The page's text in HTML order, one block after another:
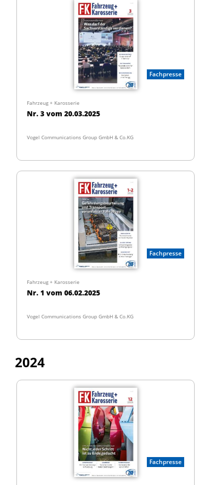
Fachpresse
Fahrzeug + Karosserie
Nr. 3 vom 20.03.2025
Vogel Communications Group GmbH & Co.KG
Fachpresse
Fahrzeug + Karosserie
Nr. 1 vom 06.02.2025
Vogel Communications Group GmbH & Co.KG
2024
Fachpresse